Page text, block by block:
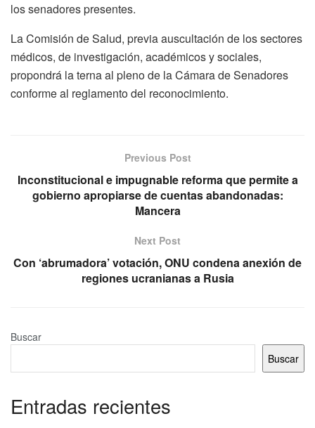
los senadores presentes.
La Comisión de Salud, previa auscultación de los sectores
médicos, de investigación, académicos y sociales,
propondrá la terna al pleno de la Cámara de Senadores
conforme al reglamento del reconocimiento.
Previous Post
Inconstitucional e impugnable reforma que permite a
gobierno apropiarse de cuentas abandonadas:
Mancera
Next Post
Con ‘abrumadora’ votación, ONU condena anexión de
regiones ucranianas a Rusia
Buscar
Buscar
Entradas recientes